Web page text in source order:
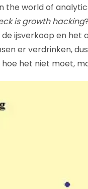
the world of
is growth hacking
ijsverkoop en het
er verdrinken,
het niet moet,